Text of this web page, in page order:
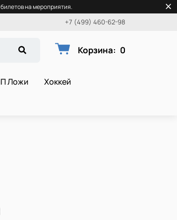
на мероприятия.
+7 (499) 460-62-98
Корзина: 0
Ложи
Хоккей